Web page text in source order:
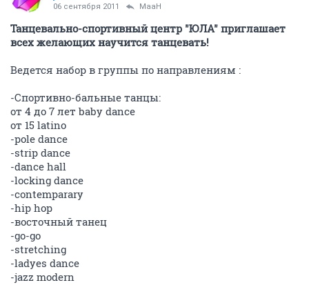
06 сентября 2011 MaaH
Танцевально-спортивный центр "ЮЛА" приглашает
всех желающих научится танцевать!
Ведется набор в группы по направлениям :
-Спортивно-бальные танцы:
от 4 до 7 лет baby dance
от 15 latino
-pole dance
-strip dance
-dance hall
-locking dance
-contemparary
-hip hop
-восточный танец
-go-go
-stretching
-ladyes dance
-jazz modern